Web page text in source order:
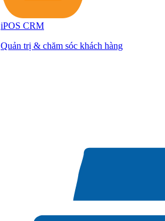
iPOS CRM
Quản trị & chăm sóc khách hàng